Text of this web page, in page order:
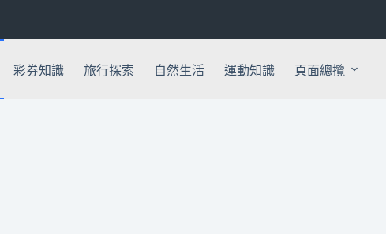
彩券知識 旅行探索 自然生活 運動知識 頁面總攬